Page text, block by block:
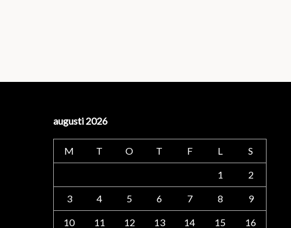
augusti 2026
M T O T F L S
1 2
3 4 5 6 7 8 9
10 11 12 13 14 15 16